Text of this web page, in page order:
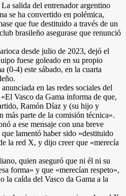
salida del entrenador argentino
se ha convertido en polémica,
que fue destituido a través de un
brasileño asegurase que renunció
desde julio de 2023, dejó el
fuese goleado en su propio
(0-4) este sábado, en la cuarta
en las redes sociales del
Vasco da Gama informa de que,
Ramón Díaz y (su hijo y
más parte de la comisión técnica».
a ese mensaje con una breve
lamentó haber sido «destituido
la red X, y dijo creer que «merecía
quien aseguró que ni él ni su
forma» y que «merecían respeto»,
la caída del Vasco da Gama a la